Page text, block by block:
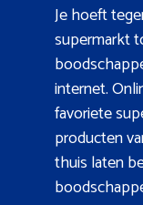
Je hoeft
supermarkt
internet.
favoriete
producten
thuis laten